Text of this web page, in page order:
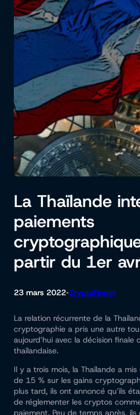
La Thaïlande
paiements
partir du 1er
23 mars 2022•CryptoFinder
La relation récurrente de la
cryptographie a pris une autre
aujourd’hui avec la décision finale
thaïlandaise.
Il y a trois mois, la Thaïlande a
de 15 % sur les gains
plus tard, ils ont annoncé qu’ils
de réglementer les cryptos